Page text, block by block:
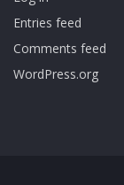
Entries feed
Comments feed
WordPress.org